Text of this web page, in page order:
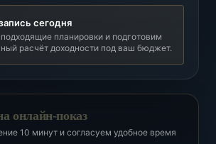
сегодня
планировки и подготовим
расчёт доходности под ваш бюджет.
онлайн-показ
10 минут и согласуем удобное время